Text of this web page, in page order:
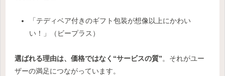
「テディベア付きのギフト包装が想像以上にかわい
い！」（ビープラス）
選ばれる理由は、価格ではなく“サービスの質”。それがユー
ザーの満足につながっています。